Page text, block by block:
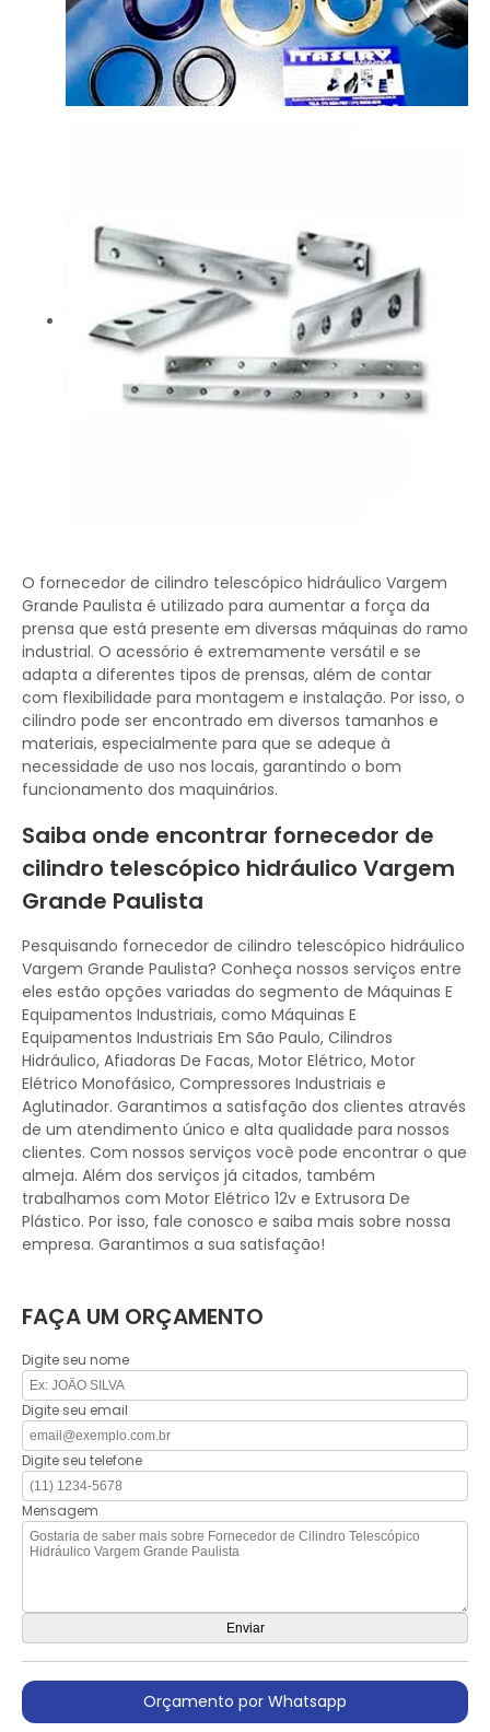
O fornecedor de cilindro telescópico hidráulico Vargem
Grande Paulista é utilizado para aumentar a força da
prensa que está presente em diversas máquinas do ramo
industrial. O acessório é extremamente versátil e se
adapta a diferentes tipos de prensas, além de contar
com flexibilidade para montagem e instalação. Por isso, o
cilindro pode ser encontrado em diversos tamanhos e
materiais, especialmente para que se adeque à
necessidade de uso nos locais, garantindo o bom
funcionamento dos maquinários.
Saiba onde encontrar fornecedor de
cilindro telescópico hidráulico Vargem
Grande Paulista
Pesquisando fornecedor de cilindro telescópico hidráulico
Vargem Grande Paulista? Conheça nossos serviços entre
eles estão opções variadas do segmento de Máquinas E
Equipamentos Industriais, como Máquinas E
Equipamentos Industriais Em São Paulo, Cilindros
Hidráulico, Afiadoras De Facas, Motor Elétrico, Motor
Elétrico Monofásico, Compressores Industriais e
Aglutinador. Garantimos a satisfação dos clientes através
de um atendimento único e alta qualidade para nossos
clientes. Com nossos serviços você pode encontrar o que
almeja. Além dos serviços já citados, também
trabalhamos com Motor Elétrico 12v e Extrusora De
Plástico. Por isso, fale conosco e saiba mais sobre nossa
empresa. Garantimos a sua satisfação!
FAÇA UM ORÇAMENTO
Digite seu nome
Digite seu email
Digite seu telefone
Mensagem
Orçamento por Whatsapp